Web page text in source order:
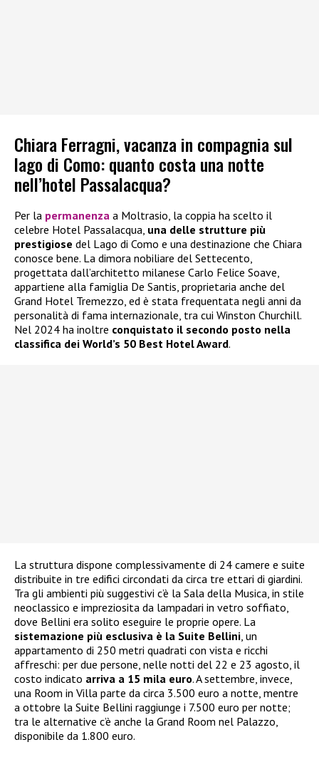
Chiara Ferragni, vacanza in compagnia sul
lago di Como: quanto costa una notte
nell’hotel Passalacqua?
Per la permanenza a Moltrasio, la coppia ha scelto il
celebre Hotel Passalacqua, una delle strutture più
prestigiose del Lago di Como e una destinazione che Chiara
conosce bene. La dimora nobiliare del Settecento,
progettata dall’architetto milanese Carlo Felice Soave,
appartiene alla famiglia De Santis, proprietaria anche del
Grand Hotel Tremezzo, ed è stata frequentata negli anni da
personalità di fama internazionale, tra cui Winston Churchill.
Nel 2024 ha inoltre conquistato il secondo posto nella
classifica dei World’s 50 Best Hotel Award.
La struttura dispone complessivamente di 24 camere e suite
distribuite in tre edifici circondati da circa tre ettari di giardini.
Tra gli ambienti più suggestivi c’è la Sala della Musica, in stile
neoclassico e impreziosita da lampadari in vetro soffiato,
dove Bellini era solito eseguire le proprie opere. La
sistemazione più esclusiva è la Suite Bellini , un
appartamento di 250 metri quadrati con vista e ricchi
affreschi: per due persone, nelle notti del 22 e 23 agosto, il
costo indicato arriva a 15 mila euro. A settembre, invece,
una Room in Villa parte da circa 3.500 euro a notte, mentre
a ottobre la Suite Bellini raggiunge i 7.500 euro per notte;
tra le alternative c’è anche la Grand Room nel Palazzo,
disponibile da 1.800 euro.